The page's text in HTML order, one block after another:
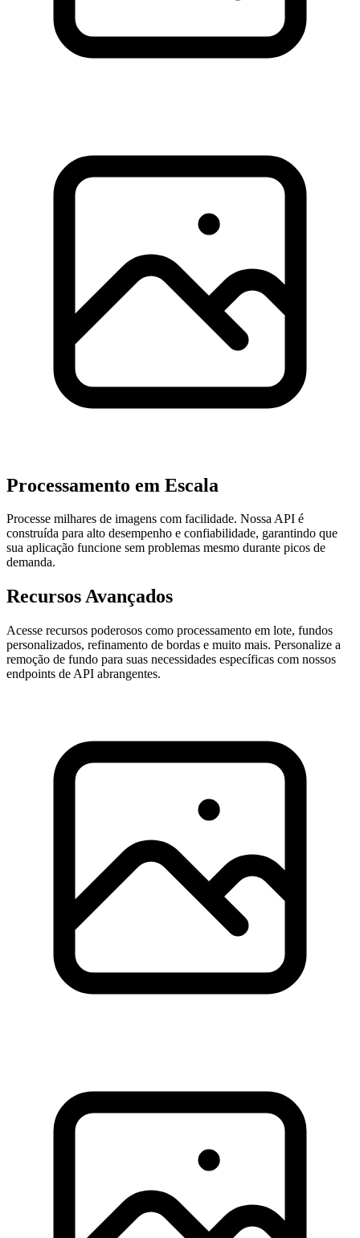
Processamento em Escala
Processe milhares de imagens com facilidade. Nossa API é
construída para alto desempenho e confiabilidade, garantindo que
sua aplicação funcione sem problemas mesmo durante picos de
demanda.
Recursos Avançados
Acesse recursos poderosos como processamento em lote, fundos
personalizados, refinamento de bordas e muito mais. Personalize a
remoção de fundo para suas necessidades específicas com nossos
endpoints de API abrangentes.